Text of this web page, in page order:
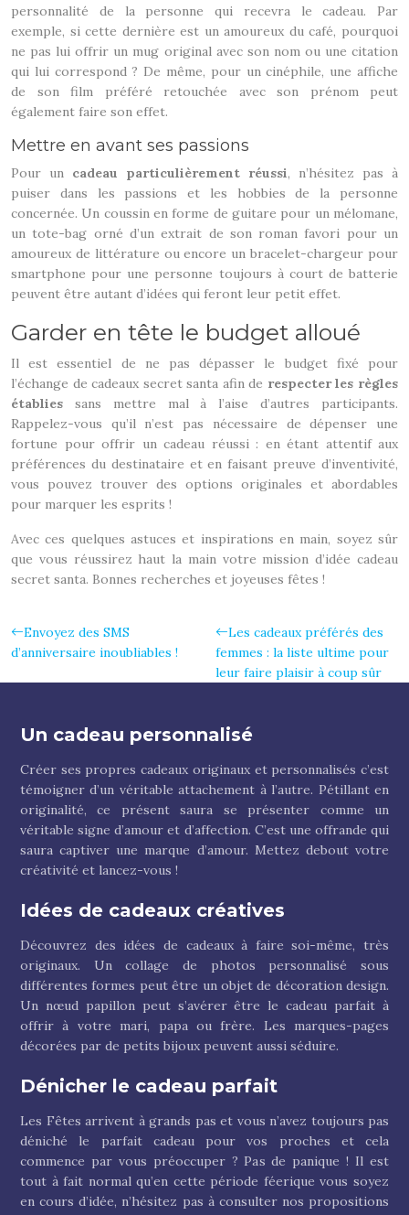
personnalité de la personne qui recevra le cadeau. Par
exemple, si cette dernière est un amoureux du café, pourquoi
ne pas lui offrir un mug original avec son nom ou une citation
qui lui correspond ? De même, pour un cinéphile, une affiche
de son film préféré retouchée avec son prénom peut
également faire son effet.
Mettre en avant ses passions
Pour un cadeau particulièrement réussi, n’hésitez pas à
puiser dans les passions et les hobbies de la personne
concernée. Un coussin en forme de guitare pour un mélomane,
un tote-bag orné d’un extrait de son roman favori pour un
amoureux de littérature ou encore un bracelet-chargeur pour
smartphone pour une personne toujours à court de batterie
peuvent être autant d’idées qui feront leur petit effet.
Garder en tête le budget alloué
Il est essentiel de ne pas dépasser le budget fixé pour
l’échange de cadeaux secret santa afin de respecter les règles
établies sans mettre mal à l’aise d’autres participants.
Rappelez-vous qu’il n’est pas nécessaire de dépenser une
fortune pour offrir un cadeau réussi : en étant attentif aux
préférences du destinataire et en faisant preuve d’inventivité,
vous pouvez trouver des options originales et abordables
pour marquer les esprits !
Avec ces quelques astuces et inspirations en main, soyez sûr
que vous réussirez haut la main votre mission d’idée cadeau
secret santa. Bonnes recherches et joyeuses fêtes !
Envoyez des SMS
d’anniversaire inoubliables !
Les cadeaux préférés des
femmes : la liste ultime pour
leur faire plaisir à coup sûr
Un cadeau personnalisé
Créer ses propres cadeaux originaux et personnalisés c’est
témoigner d’un véritable attachement à l’autre. Pétillant en
originalité, ce présent saura se présenter comme un
véritable signe d’amour et d’affection. C’est une offrande qui
saura captiver une marque d’amour. Mettez debout votre
créativité et lancez-vous !
Idées de cadeaux créatives
Découvrez des idées de cadeaux à faire soi-même, très
originaux. Un collage de photos personnalisé sous
différentes formes peut être un objet de décoration design.
Un nœud papillon peut s’avérer être le cadeau parfait à
offrir à votre mari, papa ou frère. Les marques-pages
décorées par de petits bijoux peuvent aussi séduire.
Dénicher le cadeau parfait
Les Fêtes arrivent à grands pas et vous n’avez toujours pas
déniché le parfait cadeau pour vos proches et cela
commence par vous préoccuper ? Pas de panique ! Il est
tout à fait normal qu’en cette période féerique vous soyez
en cours d’idée, n’hésitez pas à consulter nos propositions